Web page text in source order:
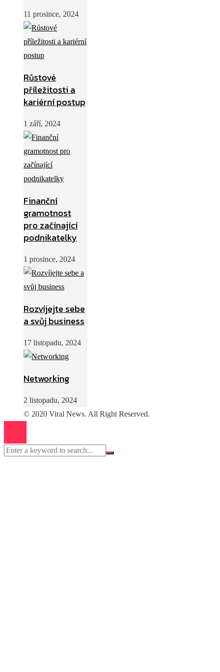
11 prosince, 2024
Růstové
příležitosti a
kariérní postup
1 září, 2024
Finanční
gramotnost
pro začínající
podnikatelky
1 prosince, 2024
Rozvíjejte sebe
a svůj business
17 listopadu, 2024
Networking
2 listopadu, 2024
© 2020 Viral News. All Right Reserved.